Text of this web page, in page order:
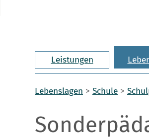
Leistungen
Lebenslagen > Schule >